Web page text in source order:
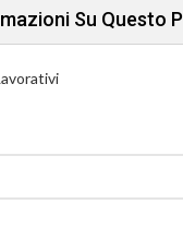
Su Questo